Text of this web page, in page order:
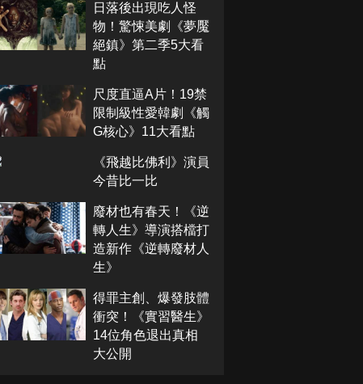
日落後出現吃人怪
物！驚悚美劇《夢魘
絕鎮》第二季5大看
點
尺度直逼A片！19禁
限制級性愛韓劇《觸
G核心》11大看點
《飛越比佛利》演員
今昔比一比
廢材也有春天！《逆
轉人生》導演搭檔打
造新作《逆轉廢材人
生》
得罪主創、爆發肢體
衝突！《實習醫生》
14位角色退出真相
大公開